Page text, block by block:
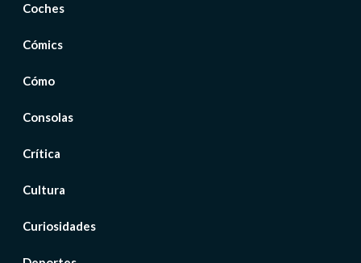
Coches
Cómics
Cómo
Consolas
Crítica
Cultura
Curiosidades